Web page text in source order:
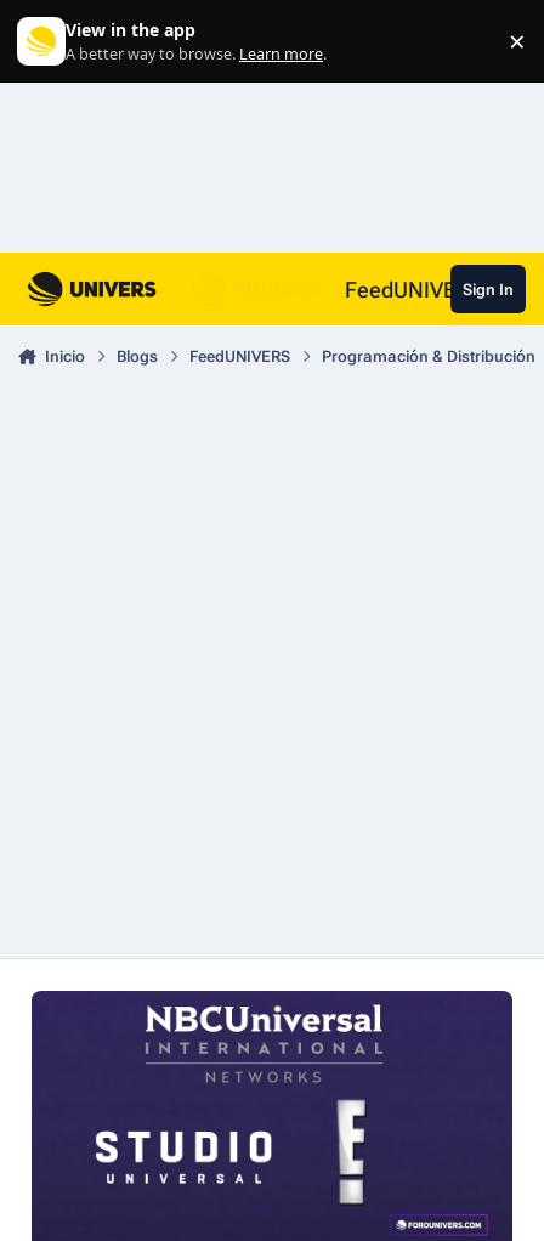
View in the app
A better way to browse. Learn more. ×
FeedUNIVERSSign In
Inicio Blogs FeedUNIVERS Programación & Distribución